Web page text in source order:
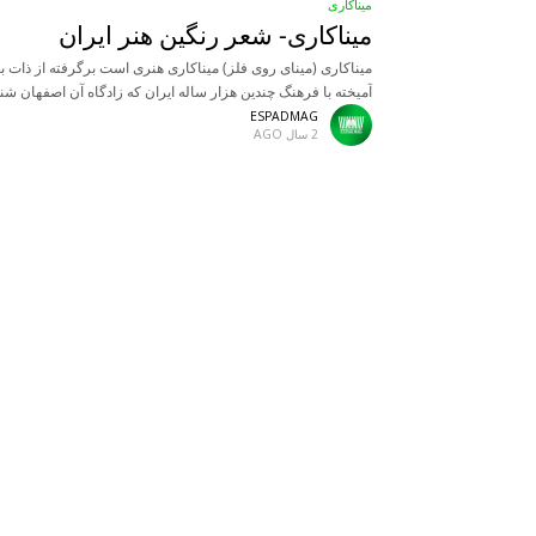
میناکاری
میناکاری- شعر رنگین هنر ایران
میناکاری (مینای روی فلز) میناکاری هنری است برگرفته از
آمیخته با فرهنگ چندین هزار ساله ایران که زادگاه آن اصفهان
می‌شود. این هنر پنج هزار ساله
ESPADMAG
2 سال AGO